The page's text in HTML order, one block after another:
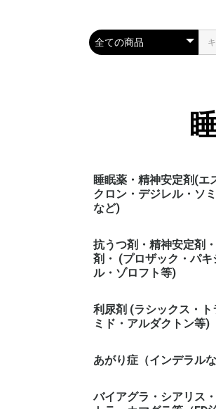
睡眠薬・精神安定剤(エ
クロン・デジレル・ソ
など)
抗うつ剤・精神安定剤
剤・ (プロザック・パキ
ル・ゾロフト等)
利尿剤 (ラシックス・ト
ミド・アルダクトン等)
あがり症（インデラルな
バイアグラ・シアリス